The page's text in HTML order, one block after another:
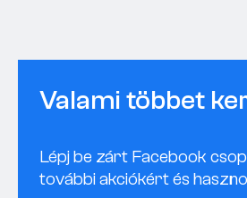
Valami többet
Lépj be zárt Facebook
további akciókért és